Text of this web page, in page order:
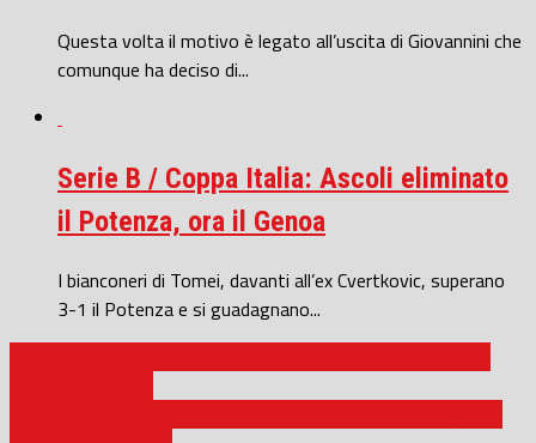
Questa volta il motivo è legato all’uscita di Giovannini che
comunque ha deciso di...
Serie B / Coppa Italia: Ascoli eliminato
il Potenza, ora il Genoa
I bianconeri di Tomei, davanti all’ex Cvertkovic, superano
3-1 il Potenza e si guadagnano...